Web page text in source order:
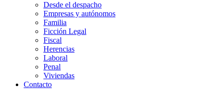
Desde el despacho
Empresas y autónomos
Familia
Ficción Legal
Fiscal
Herencias
Laboral
Penal
Viviendas
Contacto